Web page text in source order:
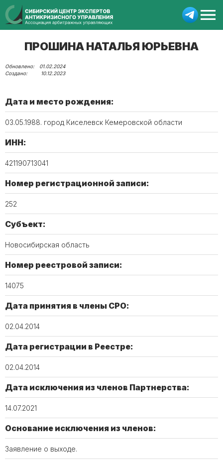
ПРОШИНА НАТАЛЬЯ ЮРЬЕВНА
01.02.2024
10.12.2023
Дата и место рождения:
03.05.1988. город Киселевск Кемеровской области
ИНН:
421190713041
Номер регистрационной записи:
252
Субъект:
Новосибирская область
Номер реестровой записи:
14075​
Дата принятия в члены СРО:
02.04.2014
Дата регистрации в Реестре:
02.04.2014
Дата исключения из членов Партнерства:
14.07.2021
Основание исключения из членов:
Заявление о выходе.